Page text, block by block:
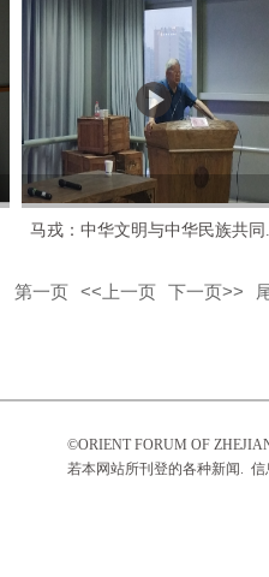
马戎：中华文明与中华民族共同
第一页 <<上一页 下一页>>
©ORIENT FORUM OF
若本网站所刊登的各种新闻.